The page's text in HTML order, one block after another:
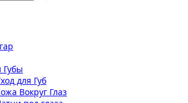
Губы
для Губ
Вокруг Глаз